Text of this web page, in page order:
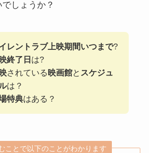
しょうか？
レントラブ上映期間いつまで?
終了日 は?
されている映画館と スケジュ
は？
特典はある？
ことで以下のことがわかります